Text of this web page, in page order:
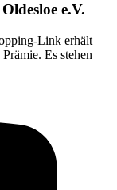
e.V.
Link erhält
Es stehen